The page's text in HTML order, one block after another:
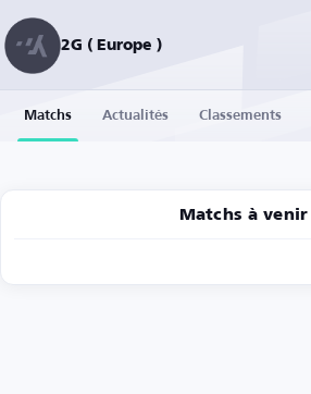
2G ( Europe )
Matchs Actualités Classements
Matchs à venir